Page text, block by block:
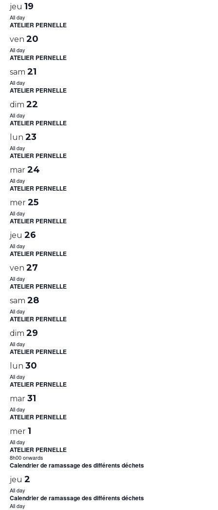
jeu 19
All day
ATELIER PERNELLE
ven 20
All day
ATELIER PERNELLE
sam 21
All day
ATELIER PERNELLE
dim 22
All day
ATELIER PERNELLE
lun 23
All day
ATELIER PERNELLE
mar 24
All day
ATELIER PERNELLE
mer 25
All day
ATELIER PERNELLE
jeu 26
All day
ATELIER PERNELLE
ven 27
All day
ATELIER PERNELLE
sam 28
All day
ATELIER PERNELLE
dim 29
All day
ATELIER PERNELLE
lun 30
All day
ATELIER PERNELLE
mar 31
All day
ATELIER PERNELLE
mer 1
All day
ATELIER PERNELLE
8h00 onwards
Calendrier de ramassage des différents déchets
jeu 2
All day
Calendrier de ramassage des différents déchets
All day